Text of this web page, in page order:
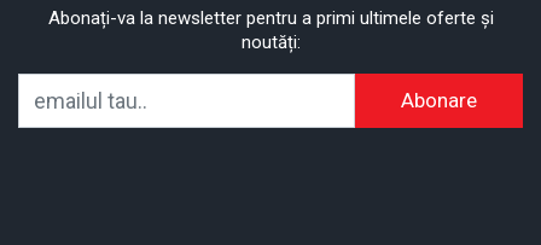
Abonați-va la newsletter pentru a primi ultimele oferte și
noutăți:
Abonare